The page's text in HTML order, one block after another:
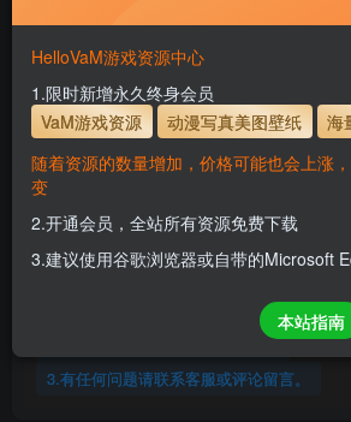
主流网盘——高速下载
支付页面打不开或支付后不跳
人物使用教程
解压密码
会员尊享全站资源【免费下载】！
1.为了资源不失效！请不要在线解压！
2.请先保存到自己网盘后再下载！
3.有任何问题请联系客服或评论留言。
HelloVaM游戏资源中心
1.限时新增永久终身会员
VaM游戏资源
动漫写真美图壁纸
海
随着资源的数量增加，价格可能也会上涨
变
2.开通会员，全站所有资源免费下载
3.建议使用谷歌浏览器或自带的Microsoft
本站指南